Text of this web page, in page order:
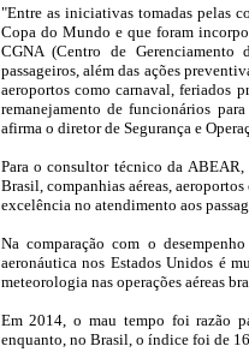
"Entre as iniciativas tomadas pelas
Copa do Mundo e que foram
CGNA (Centro de Gerenciamento
passageiros, além das ações
aeroportos como carnaval, feriados
remanejamento de funcionários
afirma o diretor de Segurança e
Para o consultor técnico da
Brasil, companhias aéreas,
excelência no atendimento aos
Na comparação com o
aeronáutica nos Estados Unidos é
meteorologia nas operações aéreas
Em 2014, o mau tempo foi razão
enquanto, no Brasil, o índice foi de